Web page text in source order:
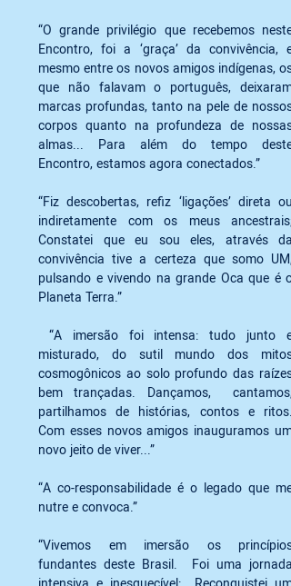
“O grande privilégio que recebemos neste
Encontro, foi a ‘graça’ da convivência, e
mesmo entre os novos amigos indígenas, os
que não falavam o português, deixaram
marcas profundas, tanto na pele de nossos
corpos quanto na profundeza de nossas
almas... Para além do tempo deste
Encontro, estamos agora conectados.”
“Fiz descobertas, refiz ‘ligações’ direta ou
indiretamente com os meus ancestrais;
Constatei que eu sou eles, através da
convivência tive a certeza que somo UM,
pulsando e vivendo na grande Oca que é o
Planeta Terra.”
misturado, do sutil mundo dos mitos
cosmogônicos ao solo profundo das raízes
bem trançadas. Dançamos,  cantamos,
partilhamos de histórias, contos e ritos.
Com esses novos amigos inauguramos um
novo jeito de viver...”
“A co-responsabilidade é o legado que me
nutre e convoca.”
“Vivemos em imersão os princípios
fundantes deste Brasil.  Foi uma jornada